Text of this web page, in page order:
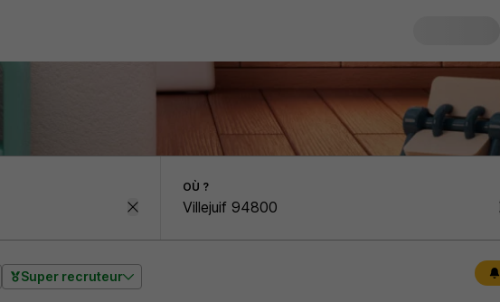
OÙ ?
Super recruteur